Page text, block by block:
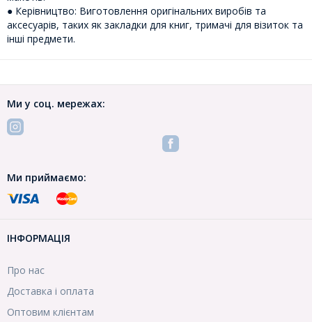
● Керівництво: Виготовлення оригінальних виробів та
аксесуарів, таких як закладки для книг, тримачі для візиток та
інші предмети.
Ми у соц. мережах:
Ми приймаємо:
ІНФОРМАЦІЯ
Про нас
Доставка і оплата
Оптовим клієнтам